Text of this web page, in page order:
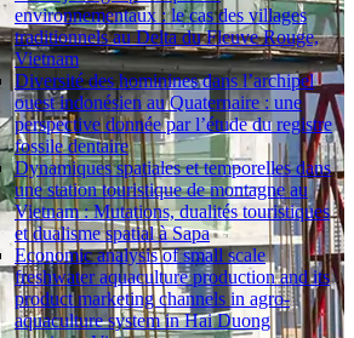
environnementaux : le cas des villages
traditionnels au Delta du Fleuve Rouge,
Vietnam
Diversité des hominines dans l’archipel
ouest indonésien au Quaternaire : une
perspective donnée par l’étude du registre
fossile dentaire
Dynamiques spatiales et temporelles dans
une station touristique de montagne au
Vietnam : Mutations, dualités touristiques
et dualisme spatial à Sapa
Economic analysis of small scale
freshwater aquaculture production and its
product marketing channels in agro-
aquaculture system in Hai Duong